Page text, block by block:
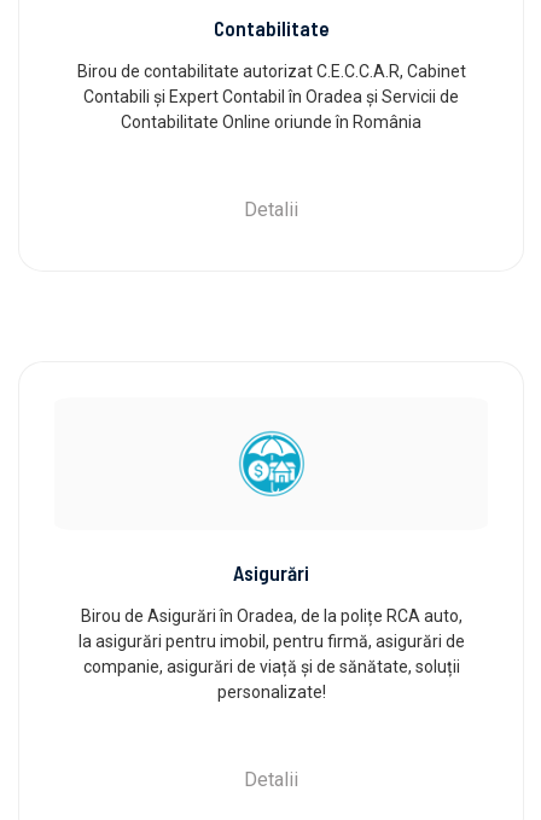
Contabilitate
Birou de contabilitate autorizat C.E.C.C.A.R, Cabinet
Contabili și Expert Contabil în Oradea și Servicii de
Contabilitate Online oriunde în România
Detalii
Asigurări
Birou de Asigurări în Oradea, de la polițe RCA auto,
la asigurări pentru imobil, pentru firmă, asigurări de
companie, asigurări de viață și de sănătate, soluții
personalizate!
Detalii